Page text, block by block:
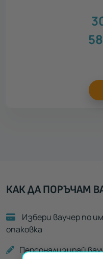
КАК ДА ПОРЪЧАМ
Избери ваучер по
опаковка
Персонализирай